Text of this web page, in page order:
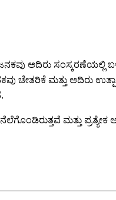
ಅದಿರು
ಚೇತರಿಕೆ ಮತ್ತು ಅದಿರು
ಮತ್ತು ಪ್ರತ್ಯೇಕ